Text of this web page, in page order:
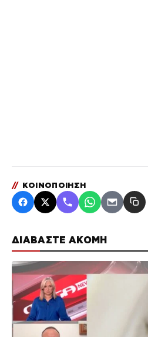
ΔΙΑΒΑΣΤΕ ΑΚΟΜΗ
// ΚΟΙΝΟΠΟΙΗΣΗ